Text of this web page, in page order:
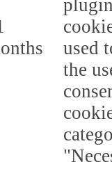
used
the